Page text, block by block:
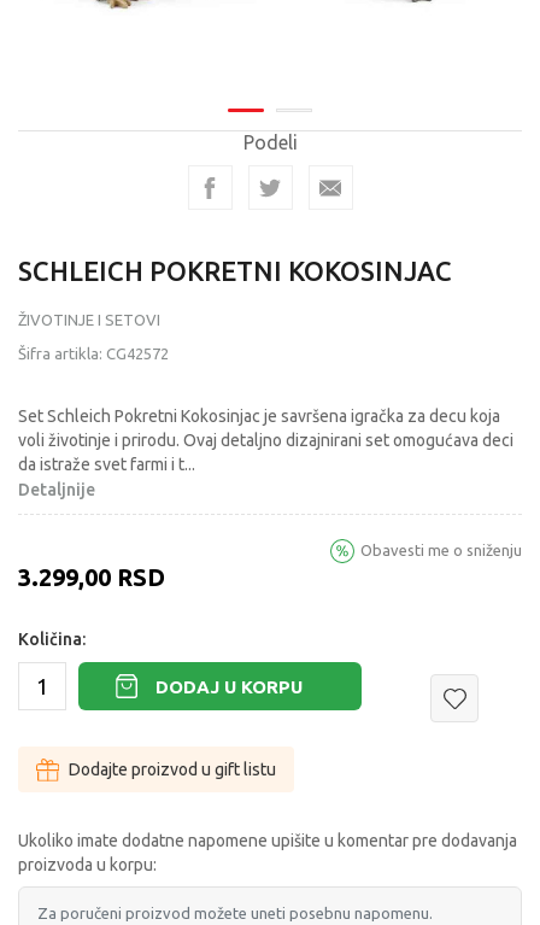
Podeli
SCHLEICH POKRETNI KOKOSINJAC
ŽIVOTINJE I SETOVI
Šifra artikla: CG42572
Set Schleich Pokretni Kokosinjac je savršena igračka za decu koja
voli životinje i prirodu. Ovaj detaljno dizajnirani set omogućava deci
da istraže svet farmi i t...
Detaljnije
3.299,00 RSD
Obavesti me o sniženju
Količina:
DODAJ U KORPU
Dodajte proizvod u gift listu
Ukoliko imate dodatne napomene upišite u komentar pre dodavanja
proizvoda u korpu: